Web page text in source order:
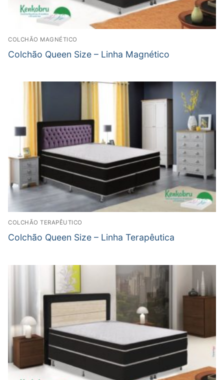
COLCHÃO MAGNÉTICO
Colchão Queen Size – Linha Magnético
COLCHÃO TERAPÊUTICO
Colchão Queen Size – Linha Terapêutica